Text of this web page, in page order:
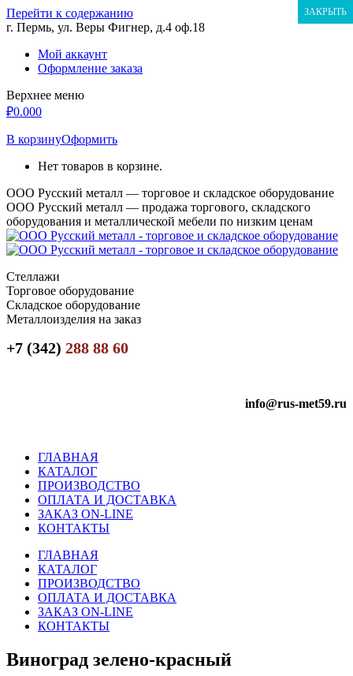
Перейти к содержанию
г. Пермь, ул. Веры Фигнер, д.4 оф.18
Мой аккаунт
Оформление заказа
Верхнее меню
₽0.000
В корзинуОформить
Нет товаров в корзине.
ООО Русский металл — торговое и складское оборудование
ООО Русский металл — продажа торгового, складского
оборудования и металлической мебели по низким ценам
Стеллажи
Торговое оборудование
Складское оборудование
Металлоизделия на заказ
+7 (342) 288 88 60
info@rus-met59.ru
ГЛАВНАЯ
КАТАЛОГ
ПРОИЗВОДСТВО
ОПЛАТА И ДОСТАВКА
ЗАКАЗ ON-LINE
КОНТАКТЫ
ГЛАВНАЯ
КАТАЛОГ
ПРОИЗВОДСТВО
ОПЛАТА И ДОСТАВКА
ЗАКАЗ ON-LINE
КОНТАКТЫ
Виноград зелено-красный
ЗАКРЫТЬ